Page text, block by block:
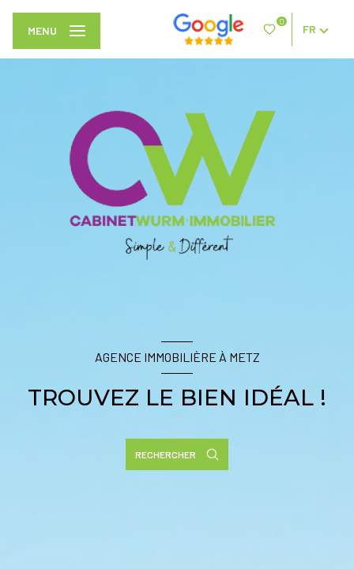
0
FR
MENU
AGENCE IMMOBILIÈRE À METZ
TROUVEZ LE BIEN IDÉAL !
RECHERCHER